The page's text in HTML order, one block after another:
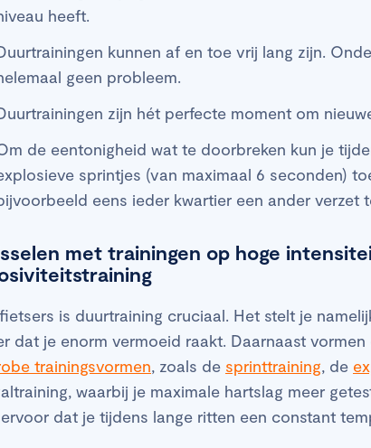
heeft.
kunnen af en toe vrij lang zijn.
geen probleem.
zijn hét perfecte moment om
de eentonigheid wat te doorbreken kun je
sprintjes (van maximaal 6 seconden)
eens ieder kwartier een ander verzet
met trainingen op hoge
is duurtraining cruciaal. Het stelt je
dat je enorm vermoeid raakt. Daarnaast
trainingsvormen, zoals de sprinttraining, de
waarbij je maximale hartslag meer
dat je tijdens lange ritten een constant